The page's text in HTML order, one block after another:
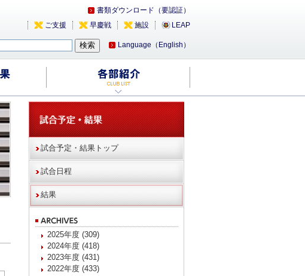
書類ダウンロード（要認証）
LEAP
施設
早慶戦
ご支援
Language（English）
試合予定・結果トップ
試合日程
結果
2025年度 (309)
2024年度 (418)
2023年度 (431)
2022年度 (433)